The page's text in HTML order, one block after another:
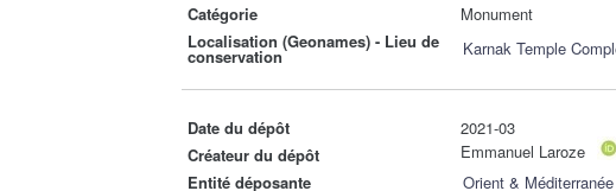
Catégorie
Monument
Localisation (Geonames) - Lieu de
conservation Karnak Temple
Date du dépôt
2021-03
Créateur du dépôt
Emmanuel Laroze
Entité déposante
Orient &